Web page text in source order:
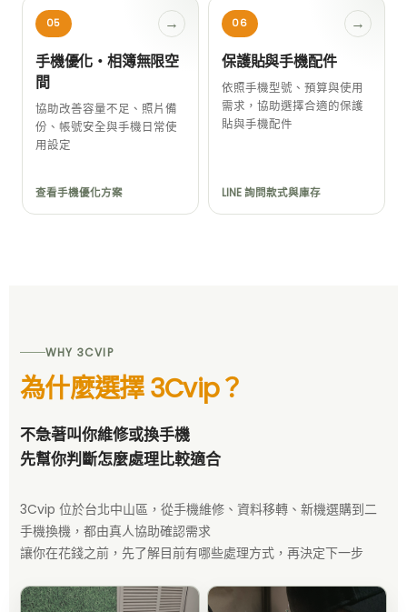
05
→
手機優化・相簿無限空
間
協助改善容量不足、照片備
份、帳號安全與手機日常使
用設定
查看手機優化方案
06
→
保護貼與手機配件
依照手機型號、預算與使用
需求，協助選擇合適的保護
貼與手機配件
LINE 詢問款式與庫存
WHY 3CVIP
為什麼選擇 3Cvip？
不急著叫你維修或換手機
先幫你判斷怎麼處理比較適合
3Cvip 位於台北中山區，從手機維修、資料移轉、新機選購到二
手機換機，都由真人協助確認需求
讓你在花錢之前，先了解目前有哪些處理方式，再決定下一步